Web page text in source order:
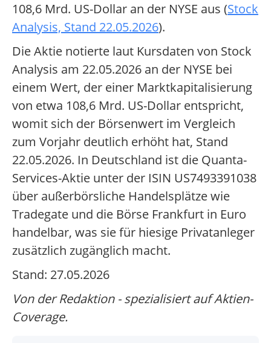
108,6 Mrd. US-Dollar an der NYSE aus (Stock
Analysis, Stand 22.05.2026).
Die Aktie notierte laut Kursdaten von Stock
Analysis am 22.05.2026 an der NYSE bei
einem Wert, der einer Marktkapitalisierung
von etwa 108,6 Mrd. US-Dollar entspricht,
womit sich der Börsenwert im Vergleich
zum Vorjahr deutlich erhöht hat, Stand
22.05.2026. In Deutschland ist die Quanta-
Services-Aktie unter der ISIN US7493391038
über außerbörsliche Handelsplätze wie
Tradegate und die Börse Frankfurt in Euro
handelbar, was sie für hiesige Privatanleger
zusätzlich zugänglich macht.
Stand: 27.05.2026
Von der Redaktion - spezialisiert auf Aktien-
Coverage.